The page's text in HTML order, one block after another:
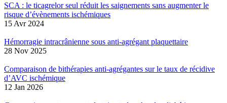
SCA : le ticagrelor seul réduit les saignements sans augmenter le
risque d’évènements ischémiques
15 Avr 2024
Hémorragie intracrânienne sous anti-agrégant plaquettaire
28 Nov 2025
Comparaison de bithérapies anti-agrégantes sur le taux de récidive
d’AVC ischémique
12 Jan 2026